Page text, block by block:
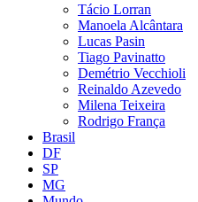
Tácio Lorran
Manoela Alcântara
Lucas Pasin
Tiago Pavinatto
Demétrio Vecchioli
Reinaldo Azevedo
Milena Teixeira
Rodrigo França
Brasil
DF
SP
MG